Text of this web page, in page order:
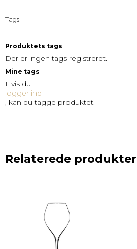
Tags
Produktets tags
Der er ingen tags registreret.
Mine tags
Hvis du
logger ind
, kan du tagge produktet.
Relaterede produkter